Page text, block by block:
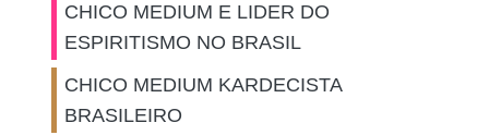
CHICO MEDIUM E LIDER DO
ESPIRITISMO NO BRASIL
CHICO MEDIUM KARDECISTA
BRASILEIRO